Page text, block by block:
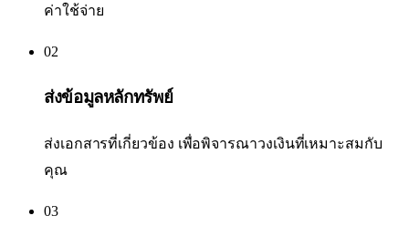
ค่าใช้จ่าย
02
ส่งข้อมูลหลักทรัพย์
ส่งเอกสารที่เกี่ยวข้อง เพื่อพิจารณาวงเงินที่เหมาะสมกับ
คุณ
03